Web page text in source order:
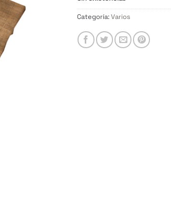
Categoría:Varios